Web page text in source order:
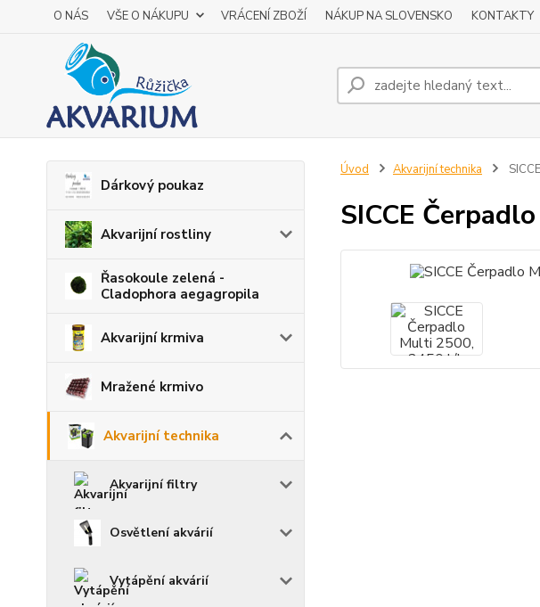
O NÁS VŠE O NÁKUPU VRÁCENÍ ZBOŽÍ NÁKUP NA SLOVENSKO KONTAKTY
Dárkový poukaz
Akvarijní rostliny
Řasokoule zelená -
Cladophora aegagropila
Akvarijní krmiva
Mražené krmivo
Akvarijní technika
Akvarijní filtry
Osvětlení akvárií
Vytápění akvárií
Úvod Akvarijní technika
SICCE